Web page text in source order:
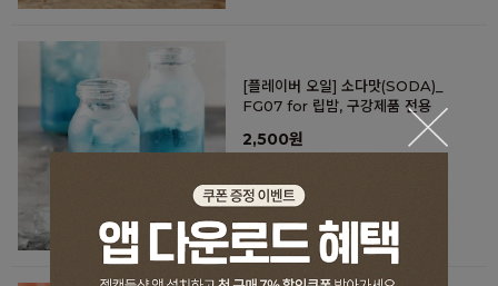
[플레이버 오일] 소다맛(SODA)_
FG07 for 립밤, 구강제품 전용
2,500원